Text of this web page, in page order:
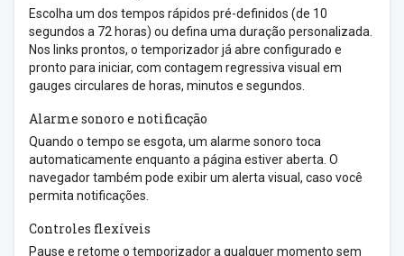
Escolha um dos tempos rápidos pré-definidos (de 10
segundos a 72 horas) ou defina uma duração personalizada.
Nos links prontos, o temporizador já abre configurado e
pronto para iniciar, com contagem regressiva visual em
gauges circulares de horas, minutos e segundos.
Alarme sonoro e notificação
Quando o tempo se esgota, um alarme sonoro toca
automaticamente enquanto a página estiver aberta. O
navegador também pode exibir um alerta visual, caso você
permita notificações.
Controles flexíveis
Pause e retome o temporizador a qualquer momento sem